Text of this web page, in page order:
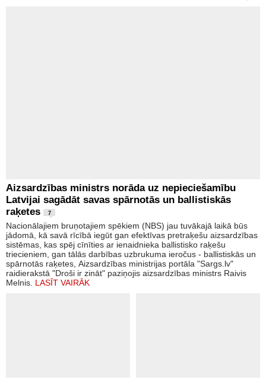
Aizsardzības ministrs norāda uz nepieciešamību
Latvijai sagādāt savas spārnotās un ballistiskās
raķetes
7
Nacionālajiem bruņotajiem spēkiem (NBS) jau tuvākajā laikā būs
jādomā, kā savā rīcībā iegūt gan efektīvas pretraķešu aizsardzības
sistēmas, kas spēj cīnīties ar ienaidnieka ballistisko raķešu
triecieniem, gan tālās darbības uzbrukuma ieročus - ballistiskās un
spārnotās raķetes, Aizsardzības ministrijas portāla "Sargs.lv"
raidierakstā "Droši ir zināt" paziņojis aizsardzības ministrs Raivis
Melnis. LASĪT VAIRĀK